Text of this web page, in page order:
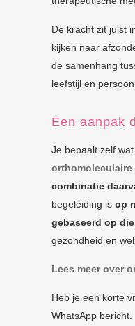
De kracht zit juist
kijken naar
de samenhang
leefstijl en
Een aanpak
Je bepaalt zelf
orthomoleculaire
combinatie
begeleiding is op
gebaseerd op
gezondheid en
Lees meer over
Heb je een korte
WhatsApp bericht.